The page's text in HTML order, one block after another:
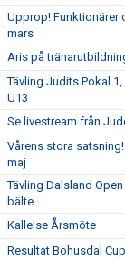
Upprop! Funktionärer
mars
Aris på
Tävling Judits Pokal
U13
Se livestream från
Vårens stora
maj
Tävling Dalsland
bälte
Kallelse Årsmöte
Resultat Bohusdal